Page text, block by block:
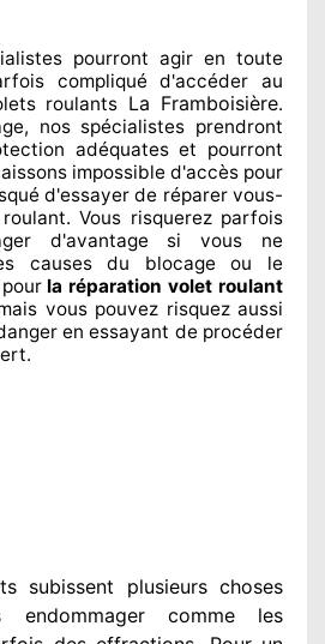
pourront agir en toute
compliquéd'accéder au
roulants La Framboisière.
nos spécialistes prendront
adéquateset pourront
impossible d'accès pour
d'essayer de réparervous-
Vous risquerez parfois
d'avantage si vous ne
causes du blocage ou le
la réparation volet roulant
vous pouvez risquez aussi
en essayant de procéder
.
subissent plusieurschoses
comme les